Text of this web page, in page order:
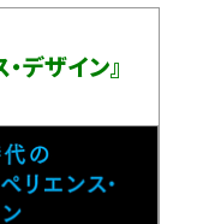
デザイン』